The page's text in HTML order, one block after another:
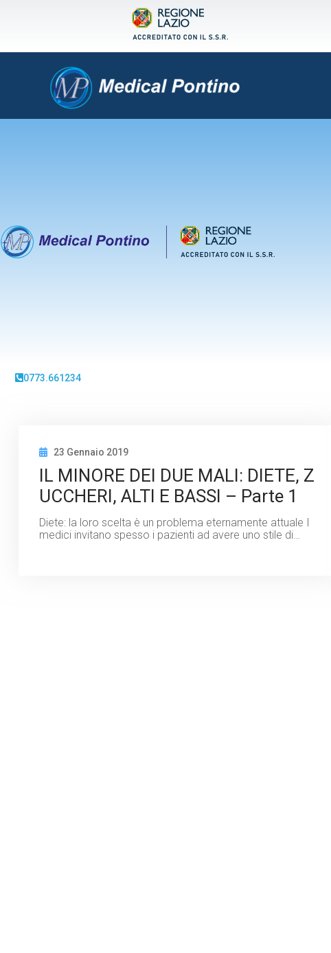
0773.661234
23 Gennaio 2019
IL MINORE DEI DUE MALI: DIETE, Z
UCCHERI, ALTI E BASSI – Parte 1
Diete: la loro scelta è un problema eternamente attuale I
medici invitano spesso i pazienti ad avere uno stile di…